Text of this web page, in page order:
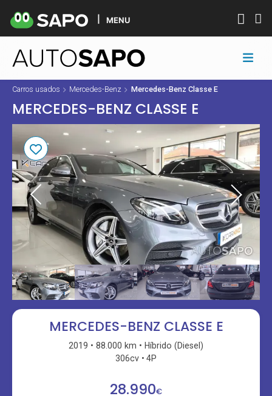
MENU
Carros usados Mercedes-Benz Mercedes-Benz Classe E
MERCEDES-BENZ CLASSE E
MERCEDES-BENZ CLASSE E
2019 88.000 km
Híbrido (Diesel)
306cv
4P
28.990€